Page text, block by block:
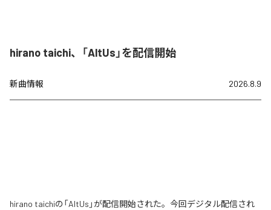
hirano taichi、「AltUs」を配信開始
新曲情報 2026.8.9
hirano taichiの「AltUs」が配信開始された。今回デジタル配信され